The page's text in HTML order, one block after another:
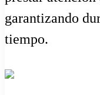
garantizando
tiempo.